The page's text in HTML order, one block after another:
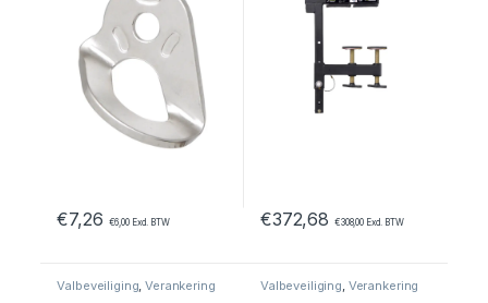
€7,26 €6,00Excl. BTW €372,68 €308,00Excl. BTW
Valbeveiliging,Verankering Valbeveiliging, Verankering